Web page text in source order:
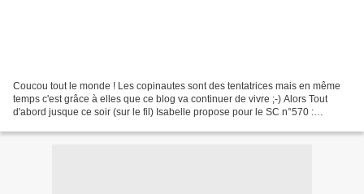
Coucou tout le monde ! Les copinautes sont des tentatrices mais en même
temps c'est grâce à elles que ce blog va continuer de vivre ;-) Alors Tout
d'abord jusque ce soir (sur le fil) Isabelle propose pour le SC n°570 :